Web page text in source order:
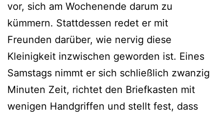
vor, sich am Wochenende darum zu
kümmern. Stattdessen redet er mit
Freunden darüber, wie nervig diese
Kleinigkeit inzwischen geworden ist. Eines
Samstags nimmt er sich schließlich zwanzig
Minuten Zeit, richtet den Briefkasten mit
wenigen Handgriffen und stellt fest, dass